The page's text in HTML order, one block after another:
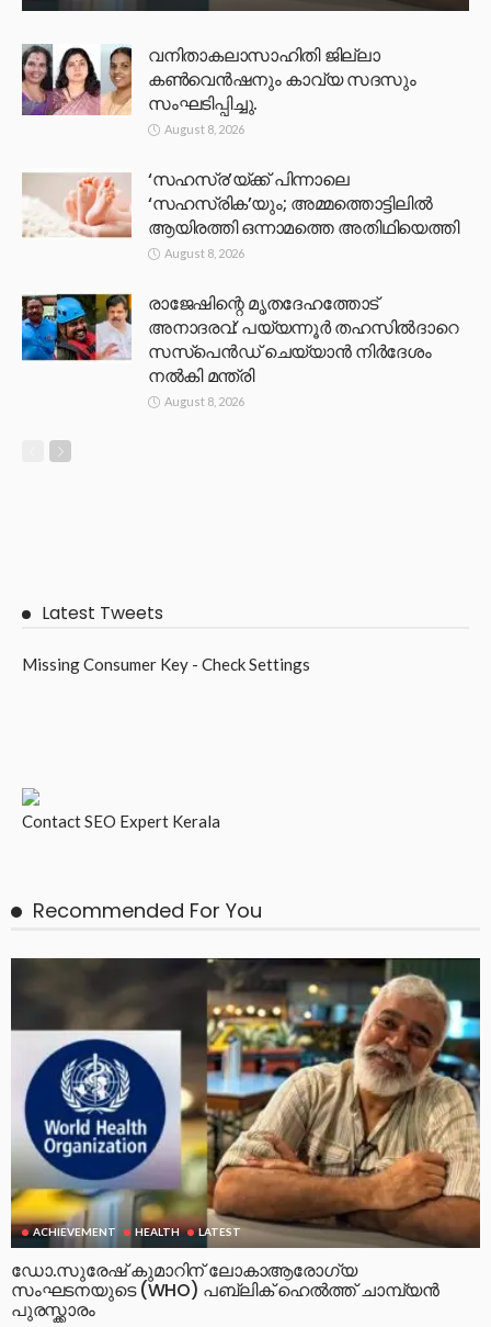
വനിതാകലാസാഹിതി ജില്ലാ
കൺവെൻഷനും കാവ്യ സദസും
സംഘടിപ്പിച്ചു.
August 8, 2026
‘സഹസ്ര’യ്ക്ക് പിന്നാലെ
‘സഹസ്രിക’യും; അമ്മത്തൊട്ടിലിൽ
ആയിരത്തി ഒന്നാമത്തെ അതിഥിയെത്തി
August 8, 2026
രാജേഷിന്റെ മൃതദേഹത്തോട്
അനാദരവ്: പയ്യന്നൂർ തഹസിൽദാറെ
സസ്പെൻഡ് ചെയ്യാൻ നിർദേശം
നൽകി മന്ത്രി
August 8, 2026
Latest Tweets
Missing Consumer Key - Check Settings
ContactSEO Expert Kerala
Recommended For You
ACHIEVEMENT HEALTH LATEST
ഡോ.സുരേഷ് കുമാറിന് ലോകാആരോഗ്യ
സംഘടനയുടെ (WHO) പബ്ലിക് ഹെൽത്ത് ചാമ്പ്യൻ
പുരസ്ക്കാരം